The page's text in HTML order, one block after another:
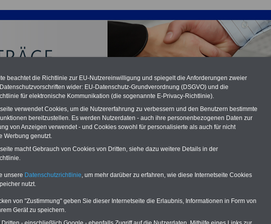
Altersversorgung (ATV) - VKA: Anlage 6 Ermittlung
Zum Komplettpreis von nur 15,00
wichtigen Fragen zum Öffentlichen
Dienst auf dem Laufenden, u.a.
Dienst:
vor
beachtet die Richtlinie zur EU-Nutzereinwilligung und spiegelt die Anforderungen zweier
wider: EU-Datenschutz-Grundverordnung (DSGVO) und die
für elektronische Kommunikation (die sogenannte E-Privacy-Richtlinie).
verwendet Cookies, um die Nutzererfahrung zu verbessern und den Benutzern bestimmte
bereitzustellen. Es werden Nutzerdaten - auch ihre personenbezogenen Daten zur
von Anzeigen verwendet - und Cookies sowohl für personalisierte als auch für nicht
Werbung genutzt.
macht Gebrauch von Cookies von Dritten, siehe dazu weitere Details in der
unsere Datenschutzrichtlinie, um mehr darüber zu erfahren, wie diese Internetseite Cookies
nutzt.
von "Zustimmung" geben Sie dieser Internetseite die Erlaubnis, Informationen in Form von
Gerät zu speichern.